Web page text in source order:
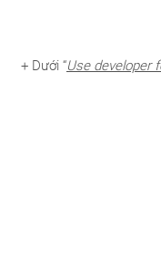
+ Dưới “Use developer